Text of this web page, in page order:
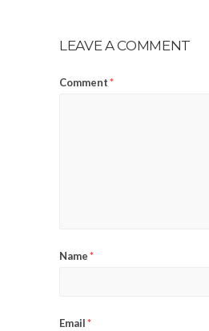
LEAVE A COMMENT
Comment*
Name*
Email*